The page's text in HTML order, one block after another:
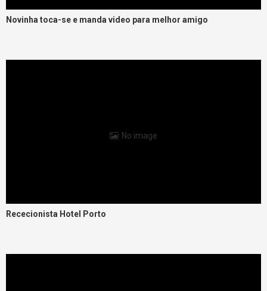
Novinha toca-se e manda video para melhor amigo
No image
Rececionista Hotel Porto